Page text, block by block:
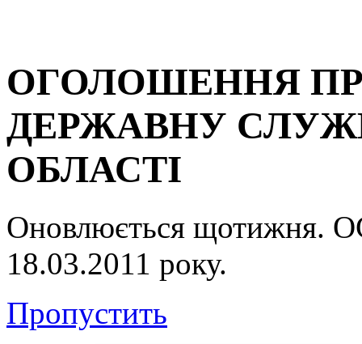
ОГОЛОШЕННЯ
ДЕРЖАВНУ
ОБЛАСТІ
Оновлюється
18.03.2011 року.
Пропустить